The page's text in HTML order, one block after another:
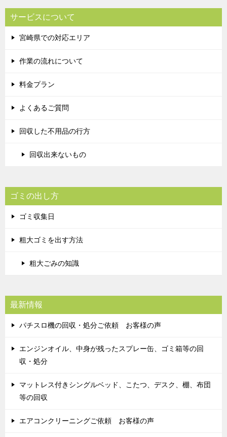
サービスについて
宮崎県での対応エリア
作業の流れについて
料金プラン
よくあるご質問
回収した不用品の行方
回収出来ないもの
ゴミの出し方
ゴミ収集日
粗大ゴミを出す方法
粗大ごみの知識
最新情報
パチスロ機の回収・処分ご依頼 お客様の声
エンジンオイル、中身が残ったスプレー缶、ゴミ箱等の回
収・処分
マットレス付きシングルベッド、こたつ、デスク、棚、布団
等の回収
エアコンクリーニングご依頼 お客様の声